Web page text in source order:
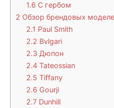
1.6 С гербом
2 Обзор брендовых
2.1 Paul Smith
2.2 Bvlgari
2.3 Дюпон
2.4 Tateossian
2.5 Tiffany
2.6 Gourji
2.7 Dunhill